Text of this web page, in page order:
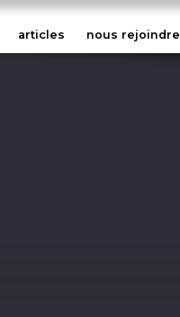
articles nous rejoindre